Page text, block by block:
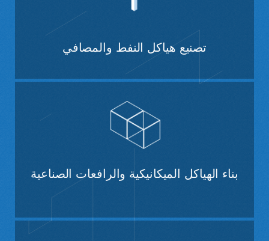
تصنيع هياكل النفط والمصافي
بناء الهياكل الميكانيكية والرافعات الصناعية